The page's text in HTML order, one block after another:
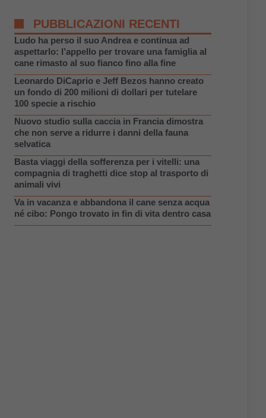
PUBBLICAZIONI RECENTI
Ludo ha perso il suo Andrea e continua ad
aspettarlo: l’appello per trovare una famiglia al
cane rimasto al suo fianco fino alla fine
Leonardo DiCaprio e Jeff Bezos hanno creato
un fondo di 200 milioni di dollari per tutelare
100 specie a rischio
Nuovo studio sulla caccia in Francia dimostra
che non serve a ridurre i danni della fauna
selvatica
Basta viaggi della sofferenza per i vitelli: una
compagnia di traghetti dice stop al trasporto di
animali vivi
Va in vacanza e abbandona il cane senza acqua
né cibo: Pongo trovato in fin di vita dentro casa